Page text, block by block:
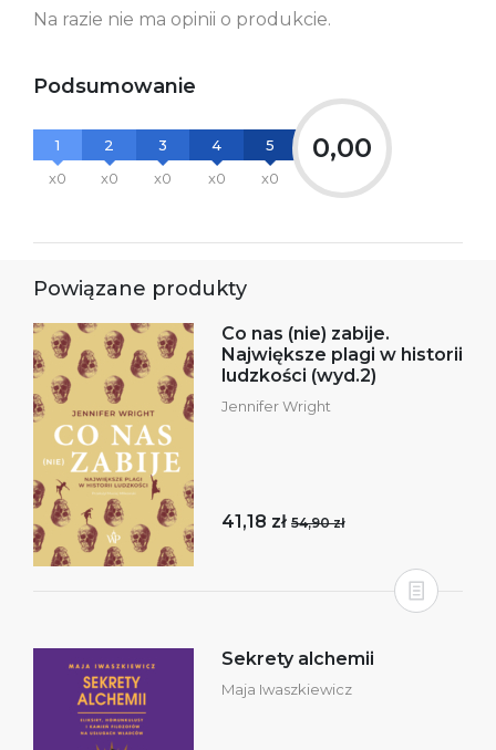
Na razie nie ma opinii o produkcie.
Podsumowanie
1
x0
2
x0
3
x0
4
x0
5
x0
0,00
Powiązane produkty
Co nas (nie) zabije.
Największe plagi w historii
ludzkości (wyd.2)
Jennifer Wright
41,18 zł 54,90 zł
Sekrety alchemii
Maja Iwaszkiewicz